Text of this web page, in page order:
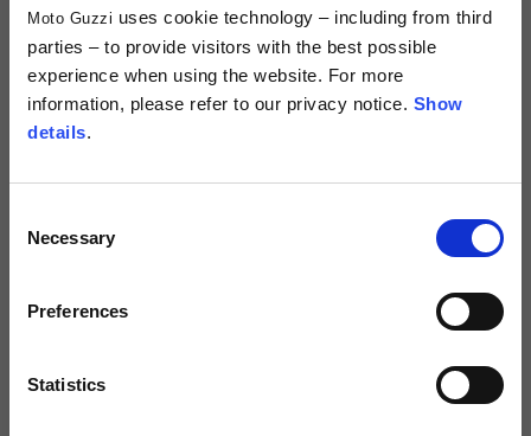
Moto Guzzi uses cookie technology – including from third
parties – to provide visitors with the best possible
experience when using the website. For more
information, please refer to our privacy notice. Show
details.
Selection
Necessary
Preferences
Statistics